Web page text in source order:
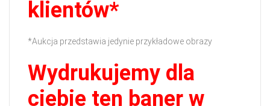
klientów*
*Aukcja przedstawia jedynie przykładowe obrazy
Wydrukujemy dla
ciebie ten baner w